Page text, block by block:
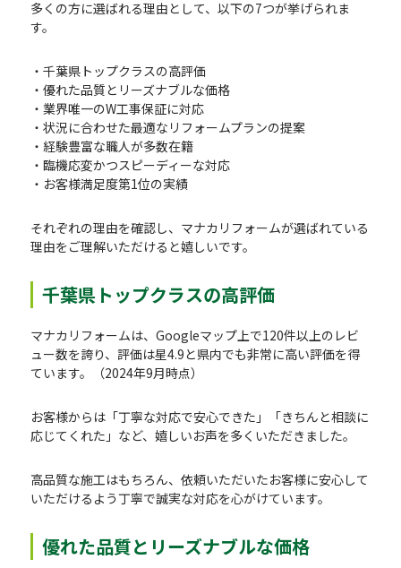
多くの方に選ばれる理由として、以下の7つが挙げられま
す。
・千葉県トップクラスの高評価
・優れた品質とリーズナブルな価格
・業界唯一のW工事保証に対応
・状況に合わせた最適なリフォームプランの提案
・経験豊富な職人が多数在籍
・臨機応変かつスピーディーな対応
・お客様満足度第1位の実績
それぞれの理由を確認し、マナカリフォームが選ばれている
理由をご理解いただけると嬉しいです。
千葉県トップクラスの高評価
マナカリフォームは、Googleマップ上で120件以上のレビ
ュー数を誇り、評価は星4.9と県内でも非常に高い評価を得
ています。（2024年9月時点）
お客様からは「丁寧な対応で安心できた」「きちんと相談に
応じてくれた」など、嬉しいお声を多くいただきました。
高品質な施工はもちろん、依頼いただいたお客様に安心して
いただけるよう丁寧で誠実な対応を心がけています。
優れた品質とリーズナブルな価格